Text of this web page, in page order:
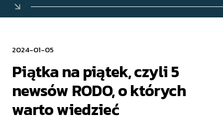
2024-01-05
Piątka na piątek, czyli 5
newsów RODO, o których
warto wiedzieć